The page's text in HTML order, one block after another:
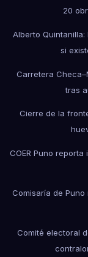
20
Alberto Quintanilla:
si
Carretera
tras
Cierre de la
COER Puno
Comisaría de
Comité electoral